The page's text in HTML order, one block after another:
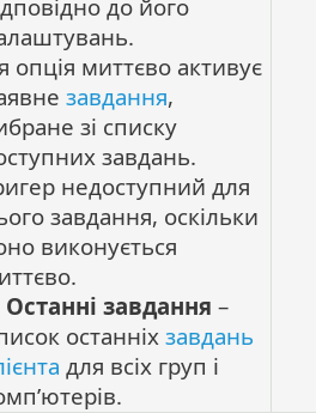
до його
опція миттєво активує
завдання,
зі списку
завдань.
недоступний для
завдання, оскільки
виконується
Останні завдання –
останніх завдань
для всіх груп і